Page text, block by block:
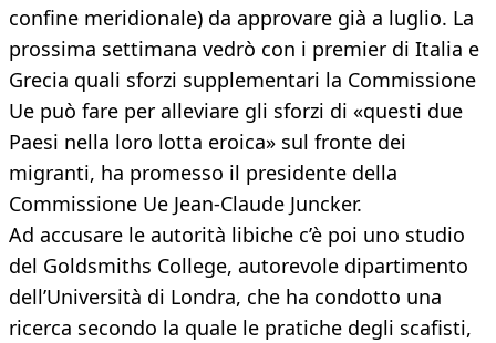
confine meridionale) da approvare già a luglio. La
prossima settimana vedrò con i premier di Italia e
Grecia quali sforzi supplementari la Commissione
Ue può fare per alleviare gli sforzi di «questi due
Paesi nella loro lotta eroica» sul fronte dei
migranti, ha promesso il presidente della
Commissione Ue Jean-Claude Juncker.
Ad accusare le autorità libiche c’è poi uno studio
del Goldsmiths College, autorevole dipartimento
dell’Università di Londra, che ha condotto una
ricerca secondo la quale le pratiche degli scafisti,